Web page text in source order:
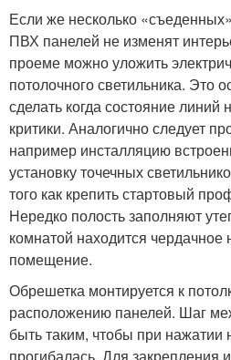
Если же несколько
ПВХ панелей не изменят
проеме можно уложить
потолочного светильника. Это
сделать когда состояние
критики. Аналогично следует
например инсталляцию
установку точечных
того как крепить стартовый
Нередко полость заполняют
комнатой находится чердачное
помещение.
Обрешетка монтируется к
расположению панелей. Шаг
быть таким, чтобы при нажатии